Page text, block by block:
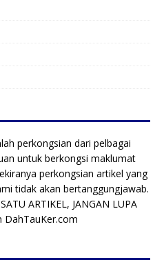
perkongsian dari pelbagai
untuk berkongsi maklumat
perkongsian artikel yang
tidak akan bertanggungjawab.
ARTIKEL, JANGAN LUPA
DahTauKer.com